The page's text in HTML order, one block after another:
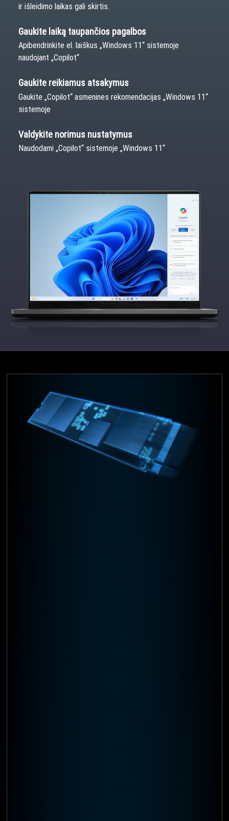
ir išleidimo laikas gali skirtis.
Gaukite laiką taupančios pagalbos
Apibendrinkite el. laiškus „Windows 11“ sistemoje
naudojant „Copilot“
Gaukite reikiamus atsakymus
Gaukite „Copilot“ asmenines rekomendacijas „Windows 11“
sistemoje
Valdykite norimus nustatymus
Naudodami „Copilot“ sistemoje „Windows 11“